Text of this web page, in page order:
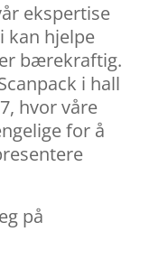
ekspertise
kan hjelpe
bærekraftig.
i hall
hvor våre
for å
på